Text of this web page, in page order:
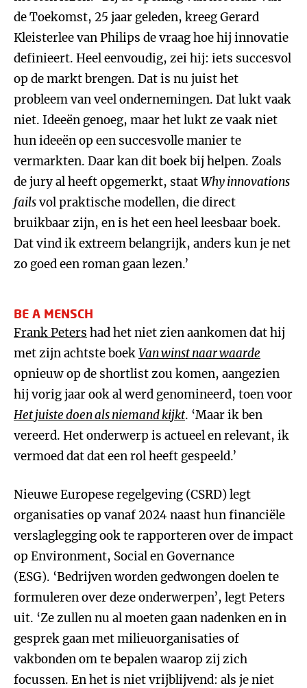
de Toekomst, 25 jaar geleden, kreeg Gerard
Kleisterlee van Philips de vraag hoe hij innovatie
definieert. Heel eenvoudig, zei hij: iets succesvol
op de markt brengen. Dat is nu juist het
probleem van veel ondernemingen. Dat lukt vaak
niet. Ideeën genoeg, maar het lukt ze vaak niet
hun ideeën op een succesvolle manier te
vermarkten. Daar kan dit boek bij helpen. Zoals
de jury al heeft opgemerkt, staatWhy innovations
failsvol praktische modellen, die direct
bruikbaar zijn, en is het een heel leesbaar boek.
Dat vind ik extreem belangrijk, anders kun je net
zo goed een roman gaan lezen.’
BE A MENSCH
Frank Peters had het niet zien aankomen dat hij
met zijn achtste boekVan winst naar waarde
opnieuw op de shortlist zou komen, aangezien
hij vorig jaar ook al werd genomineerd, toen voor
Het juiste doen als niemand kijkt. ‘Maar ik ben
vereerd. Het onderwerp is actueel en relevant, ik
vermoed dat dat een rol heeft gespeeld.’
Nieuwe Europese regelgeving (CSRD) legt
organisaties op vanaf 2024 naast hun financiële
verslaglegging ook te rapporteren over de impact
op Environment, Social en Governance
(ESG). ‘Bedrijven worden gedwongen doelen te
formuleren over deze onderwerpen’, legt Peters
uit. ‘Ze zullen nu al moeten gaan nadenken en in
gesprek gaan met milieuorganisaties of
vakbonden om te bepalen waarop zij zich
focussen. En het is niet vrijblijvend: als je niet